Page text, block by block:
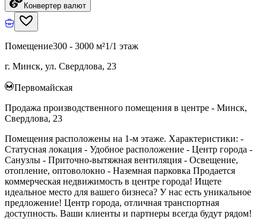
Конвертер валют
Помещение300 - 3000 м²1/1 этаж
г. Минск, ул. Свердлова, 23
Первомайская
Продажа производственного помещения в центре - Минск,
Свердлова, 23
Помещения расположены на 1-м этаже. Характеристики: -
Статусная локация - Удобное расположение - Центр города -
Санузлы - Приточно-вытяжная вентиляция - Освещение,
отопление, оптоволокно - Наземная парковка Продается
коммерческая недвижимость в центре города! Ищете
идеальное место для вашего бизнеса? У нас есть уникальное
предложение! Центр города, отличная транспортная
доступность. Ваши клиенты и партнеры всегда будут рядом!